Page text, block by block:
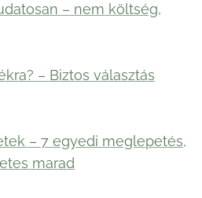
– nem költség,
– Biztos választás
– 7 egyedi meglepetés,
marad